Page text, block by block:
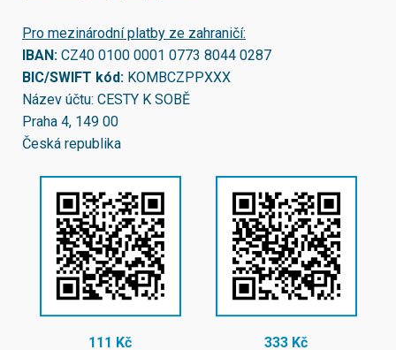
Pro mezinárodní platby ze zahraničí:
IBAN: CZ40 0100 0001 0773 8044 0287
BIC/SWIFT kód: KOMBCZPPXXX
Název účtu: CESTY K SOBĚ
Praha 4, 149 00
Česká republika
111 Kč 333 Kč